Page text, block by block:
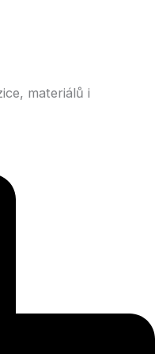
materiálů i